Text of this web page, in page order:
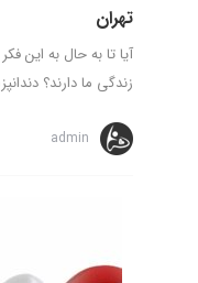
تهران
آیا تا به حال به این
زندگی ما دارند؟
admin